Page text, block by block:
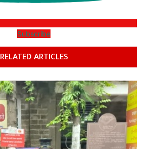
Subscribe
RELATED ARTICLES